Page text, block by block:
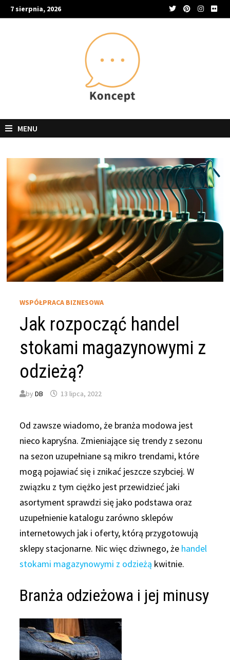
Skip
to
7 sierpnia, 2026
MENU
WSPÓŁPRACA BIZNESOWA
Jak rozpocząć handel
stokami magazynowymi z
odzieżą?
byDB 13 lipca, 2022
Od zawsze wiadomo, że branża modowa jest
nieco kapryśna. Zmieniające się trendy z sezonu
na sezon uzupełniane są mikro trendami, które
mogą pojawiać się i znikać jeszcze szybciej. W
związku z tym ciężko jest przewidzieć jaki
asortyment sprawdzi się jako podstawa oraz
uzupełnienie katalogu zarówno sklepów
internetowych jak i oferty, którą przygotowują
sklepy stacjonarne. Nic więc dziwnego, że handel
stokami magazynowymi z odzieżą kwitnie.
Branża odzieżowa i jej minusy